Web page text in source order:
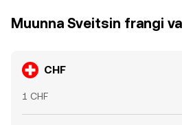
Muunna Sveitsin frangi
CHF
1 CHF